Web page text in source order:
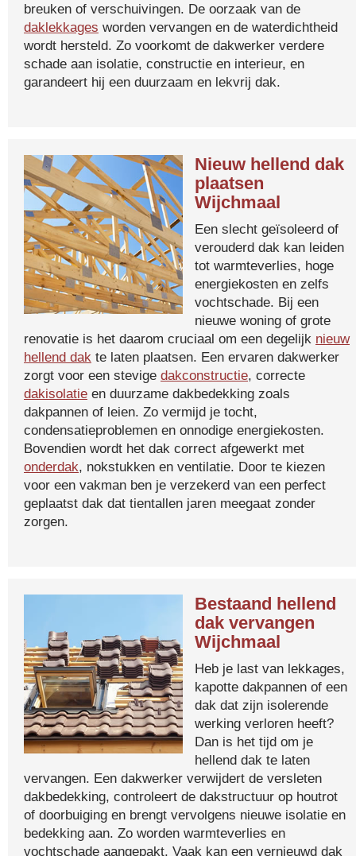
breuken of verschuivingen. De oorzaak van de
daklekkages worden vervangen en de waterdichtheid
wordt hersteld. Zo voorkomt de dakwerker verdere
schade aan isolatie, constructie en interieur, en
garandeert hij een duurzaam en lekvrij dak.
Nieuw hellend dak
plaatsen
Wijchmaal
Een slecht geïsoleerd of
verouderd dak kan leiden
tot warmteverlies, hoge
energiekosten en zelfs
vochtschade. Bij een
nieuwe woning of grote
renovatie is het daarom cruciaal om een degelijk nieuw
hellend dak te laten plaatsen. Een ervaren dakwerker
zorgt voor een stevige dakconstructie, correcte
dakisolatie en duurzame dakbedekking zoals
dakpannen of leien. Zo vermijd je tocht,
condensatieproblemen en onnodige energiekosten.
Bovendien wordt het dak correct afgewerkt met
onderdak, nokstukken en ventilatie. Door te kiezen
voor een vakman ben je verzekerd van een perfect
geplaatst dak dat tientallen jaren meegaat zonder
zorgen.
Bestaand hellend
dak vervangen
Wijchmaal
Heb je last van lekkages,
kapotte dakpannen of een
dak dat zijn isolerende
werking verloren heeft?
Dan is het tijd om je
hellend dak te laten
vervangen. Een dakwerker verwijdert de versleten
dakbedekking, controleert de dakstructuur op houtrot
of doorbuiging en brengt vervolgens nieuwe isolatie en
bedekking aan. Zo worden warmteverlies en
vochtschade aangepakt. Vaak kan een vernieuwd dak